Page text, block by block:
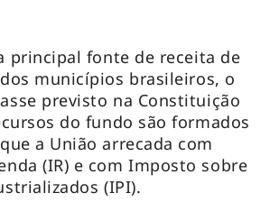
principal fonte de receita de
municípios brasileiros, o
previsto na Constituição
do fundo são formados
a União arrecada com
(IR) e com Imposto sobre
(IPI).